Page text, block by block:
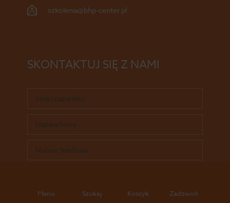
szkolenia@bhp-center.pl
SKONTAKTUJ SIĘ Z NAMI
Menu Szukaj Koszyk Zadzwoń